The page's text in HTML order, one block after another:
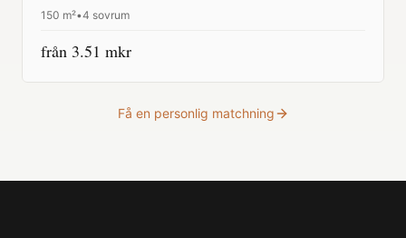
150 m²•4 sovrum
från 3.51 mkr
Få en personlig matchning